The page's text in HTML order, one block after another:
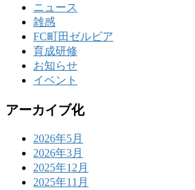
ニュース
雑感
FC町田ゼルビア
育成研修
お知らせ
イベント
アーカイブ化
2026年5月
2026年3月
2025年12月
2025年11月